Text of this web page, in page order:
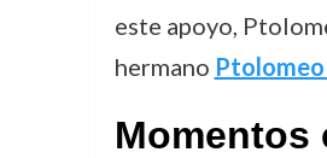
este apoyo,
hermano
Momentos